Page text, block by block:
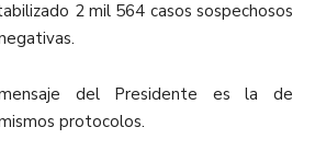
2 mil 564 casos sospechosos
del Presidente es la de
protocolos.